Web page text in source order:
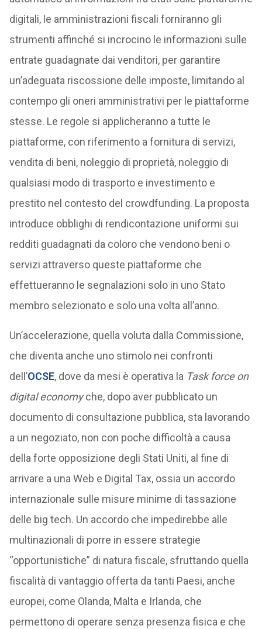
digitali, le amministrazioni fiscali forniranno gli
strumenti affinché si incrocino le informazioni sulle
entrate guadagnate dai venditori, per garantire
un’adeguata riscossione delle imposte, limitando al
contempo gli oneri amministrativi per le piattaforme
stesse. Le regole si applicheranno a tutte le
piattaforme, con riferimento a fornitura di servizi,
vendita di beni, noleggio di proprietà, noleggio di
qualsiasi modo di trasporto e investimento e
prestito nel contesto del crowdfunding. La proposta
introduce obblighi di rendicontazione uniformi sui
redditi guadagnati da coloro che vendono beni o
servizi attraverso queste piattaforme che
effettueranno le segnalazioni solo in uno Stato
membro selezionato e solo una volta all’anno.
Un’accelerazione, quella voluta dalla Commissione,
che diventa anche uno stimolo nei confronti
dell’OCSE, dove da mesi è operativa la Task force on
digital economyche, dopo aver pubblicato un
documento di consultazione pubblica, sta lavorando
a un negoziato, non con poche difficoltà a causa
della forte opposizione degli Stati Uniti, al fine di
arrivare a una Web e Digital Tax, ossia un accordo
internazionale sulle misure minime di tassazione
delle big tech. Un accordo che impedirebbe alle
multinazionali di porre in essere strategie
“opportunistiche” di natura fiscale, sfruttando quella
fiscalità di vantaggio offerta da tanti Paesi, anche
europei, come Olanda, Malta e Irlanda, che
permettono di operare senza presenza fisica e che